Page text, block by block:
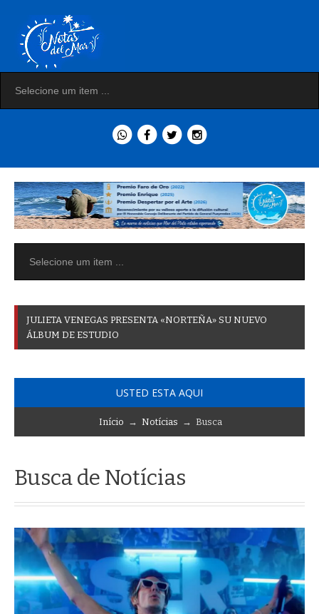
JULIETA VENEGAS PRESENTA «NORTEÑA» SU NUEVO
ÁLBUM DE ESTUDIO
USTED ESTA AQUI
Início → Notícias → Busca
Busca de Notícias